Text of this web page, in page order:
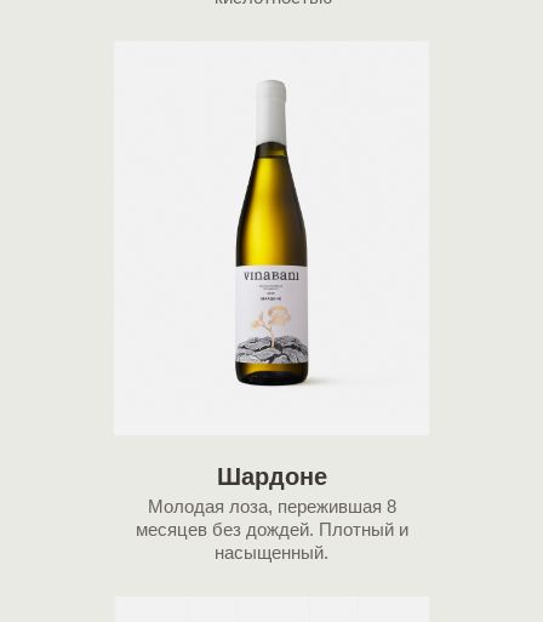
Молодая лоза, пережившая 8
месяцев без дождей. Плотный и
насыщенный.
Шардоне